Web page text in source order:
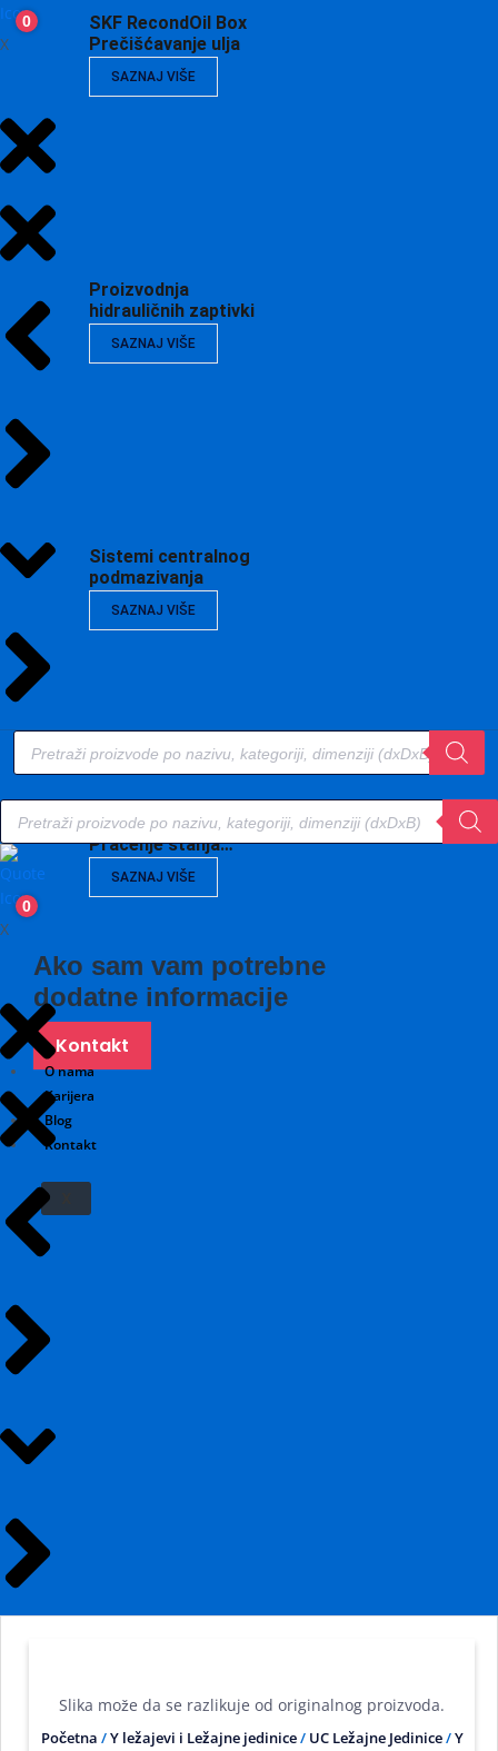
SKF RecondOil Box
Prečišćavanje ulja
SAZNAJ VIŠE
Proizvodnja
hidrauličnih zaptivki
SAZNAJ VIŠE
Sistemi centralnog
podmazivanja
SAZNAJ VIŠE
Vibrodijagnostika,
Praćenje stanja…
SAZNAJ VIŠE
Ako sam vam potrebne
dodatne informacije
Kontakt
O nama
Karijera
Blog
Kontakt
0
X
Products
search
Products
search
0
X
Slika može da se razlikuje od originalnog proizvoda.
Početna /Y ležajevi i Ležajne jedinice/ UC Ležajne Jedinice/Y